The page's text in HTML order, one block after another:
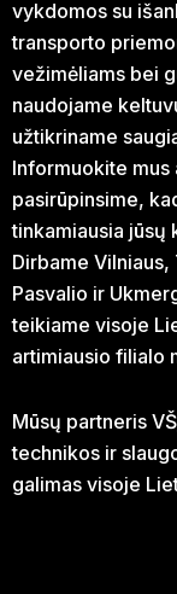
vykdomos su
transporto
vežimėliams bei
naudojame
užtikriname
Informuokite
pasirūpinsime,
tinkamiausia jūsų
Dirbame
Pasvalio ir
teikiame visoje
artimiausio filialo
Mūsų partneris
technikos ir
galimas visoje